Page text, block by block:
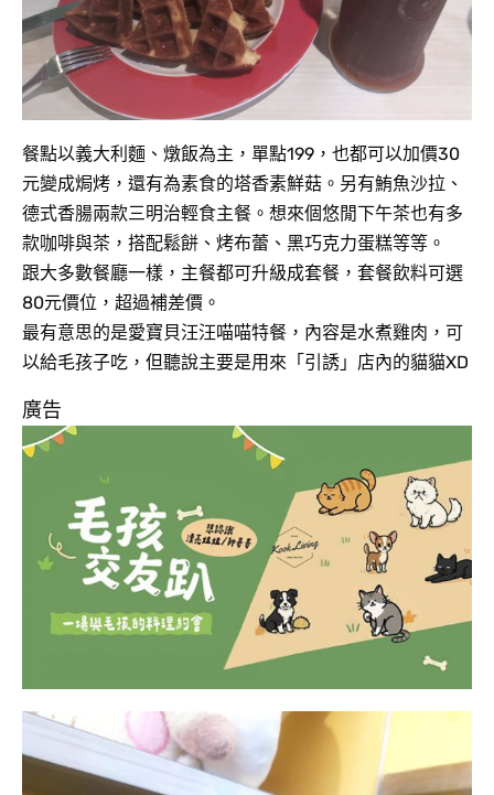
餐點以義大利麵、燉飯為主，單點199，也都可以加價30
元變成焗烤，還有為素食的塔香素鮮菇。另有鮪魚沙拉、
德式香腸兩款三明治輕食主餐。想來個悠閒下午茶也有多
款咖啡與茶，搭配鬆餅、烤布蕾、黑巧克力蛋糕等等。
跟大多數餐廳一樣，主餐都可升級成套餐，套餐飲料可選
80元價位，超過補差價。
最有意思的是愛寶貝汪汪喵喵特餐，內容是水煮雞肉，可
以給毛孩子吃，但聽說主要是用來「引誘」店內的貓貓XD
廣告